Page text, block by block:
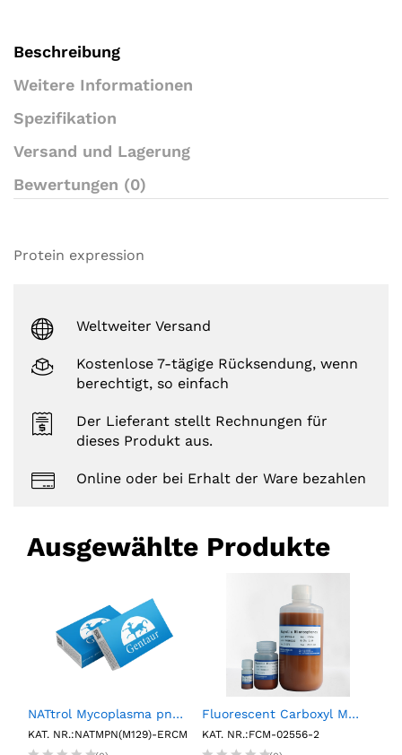
n
Beschreibung
Weitere Informationen
Spezifikation
Versand und Lagerung
Bewertungen (0)
Protein expression
Weltweiter Versand
Kostenlose 7-tägige Rücksendung, wenn
berechtigt, so einfach
Der Lieferant stellt Rechnungen für
dieses Produkt aus.
Online oder bei Erhalt der Ware bezahlen
Ausgewählte Produkte
NATtrol Mycoplasma pneumoniae M129, External Run Control, Medium (6 X 1 mL)
KAT. NR.:NATMPN(M129)-ERCM
Fluorescent Carboxyl Magnetic Particles, , Nile Red, 1%w/v, 0.2-0.39µm, 2mL
KAT. NR.:FCM-02556-2